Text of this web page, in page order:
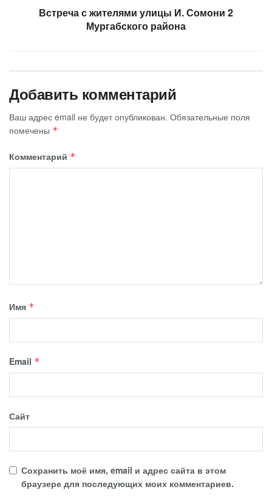
Встреча с жителями улицы И. Сомони 2
Мургабского района
Добавить комментарий
Ваш адрес email не будет опубликован. Обязательные поля
помечены *
Комментарий *
Имя *
Email *
Сайт
Сохранить моё имя, email и адрес сайта в этом
браузере для последующих моих комментариев.